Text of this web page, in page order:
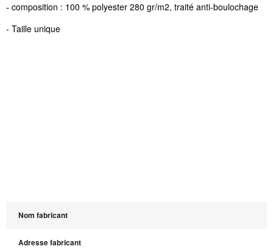
- composition : 100 % polyester 280 gr/m2, traité anti-boulochage
- Taille unique
Nom fabricant
Adresse fabricant